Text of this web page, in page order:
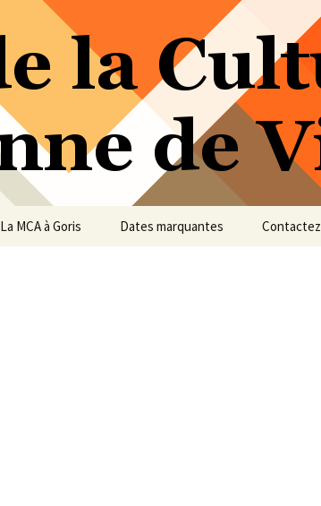
La MCA à Goris Dates marquantes